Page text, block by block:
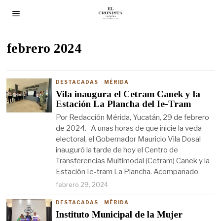
febrero 2024
DESTACADAS · MÉRIDA
Vila inaugura el Cetram Canek y la
Estación La Plancha del Ie-Tram
Por Redacción Mérida, Yucatán, 29 de febrero
de 2024.- A unas horas de que inicie la veda
electoral, el Gobernador Mauricio Vila Dosal
inauguró la tarde de hoy el Centro de
Transferencias Multimodal (Cetram) Canek y la
Estación Ie-tram La Plancha. Acompañado
febrero 29, 2024
DESTACADAS · MÉRIDA
Instituto Municipal de la Mujer